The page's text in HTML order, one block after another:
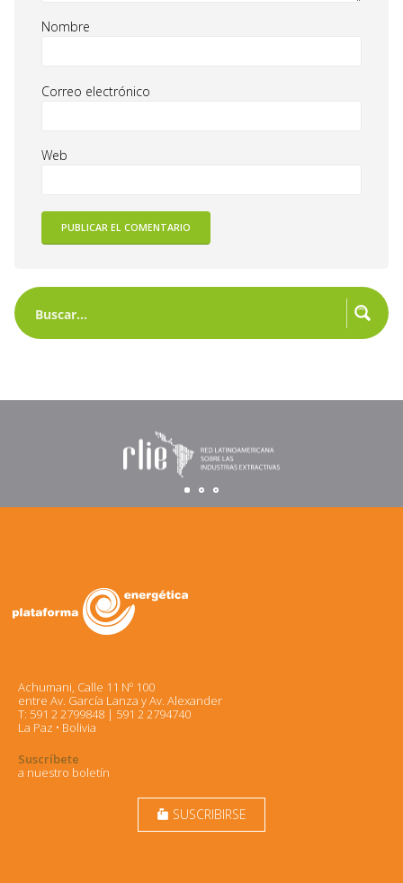
Nombre
Correo electrónico
Web
Achumani, Calle 11 Nº 100
entre Av. García Lanza y Av. Alexander
T: 591 2 2799848 | 591 2 2794740
La Paz • Bolivia
Suscríbete
a nuestro boletín
markunread_mailbox SUSCRIBIRSE